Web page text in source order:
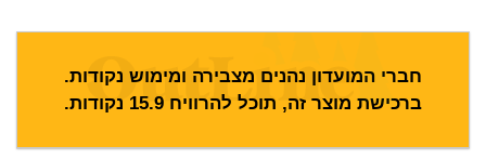
חברי המועדון נהנים מצבירה ומימוש נקודות.
ברכישת מוצר זה, תוכל להרוויח 15.9 נקודות.